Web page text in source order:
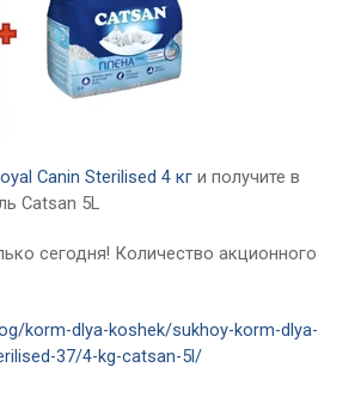
Canin Sterilised 4 кг и получите в
Catsan 5L
сегодня! Количество акционного
korm-dlya-koshek/sukhoy-korm-dlya-
37/4-kg-catsan-5l/